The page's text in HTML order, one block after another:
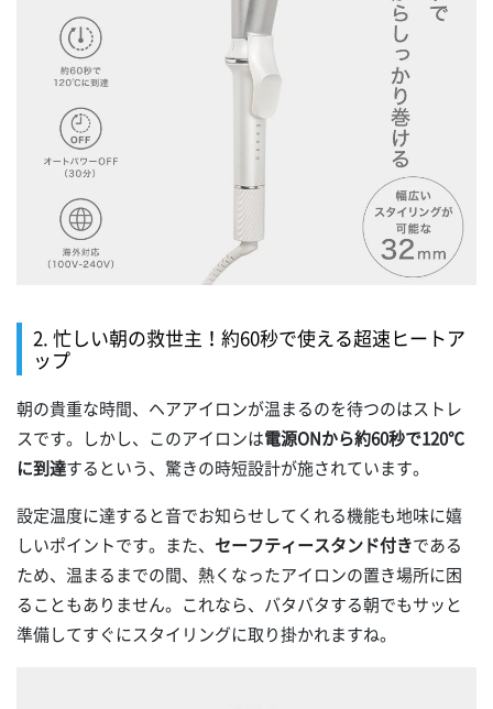
2. 忙しい朝の救世主！約60秒で使える超速ヒートア
ップ
朝の貴重な時間、ヘアアイロンが温まるのを待つのはストレ
スです。しかし、このアイロンは電源ONから約60秒で120℃
に到達するという、驚きの時短設計が施されています。
設定温度に達すると音でお知らせしてくれる機能も地味に嬉
しいポイントです。また、 セーフティースタンド付きである
ため、温まるまでの間、熱くなったアイロンの置き場所に困
ることもありません。これなら、バタバタする朝でもサッと
準備してすぐにスタイリングに取り掛かれますね。